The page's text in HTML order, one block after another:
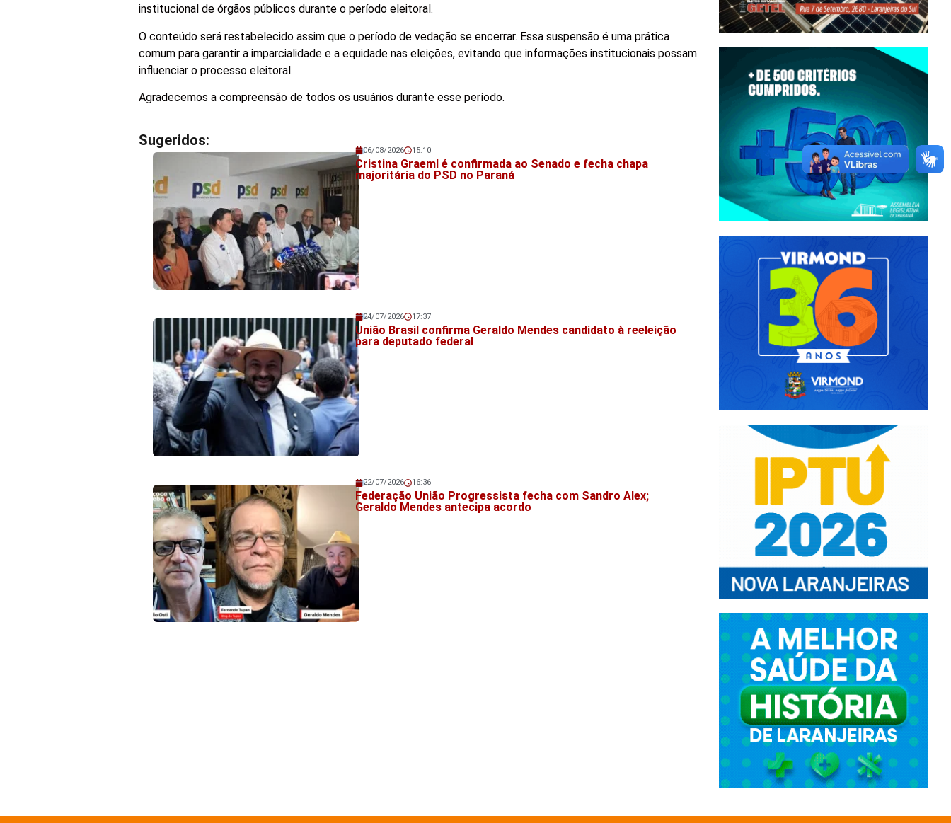
institucional de órgãos públicos durante o período eleitoral.
O conteúdo será restabelecido assim que o período de vedação se encerrar. Essa suspensão é uma prática
comum para garantir a imparcialidade e a equidade nas eleições, evitando que informações institucionais possam
influenciar o processo eleitoral.
Agradecemos a compreensão de todos os usuários durante esse período.
Sugeridos:
Veja também!
06/08/2026 15:10
Cristina Graeml é confirmada ao Senado e fecha chapa
majoritária do PSD no Paraná
Veja também!
24/07/2026 17:37
União Brasil confirma Geraldo Mendes candidato à reeleição
para deputado federal
Veja também!
22/07/2026 16:36
Federação União Progressista fecha com Sandro Alex;
Geraldo Mendes antecipa acordo